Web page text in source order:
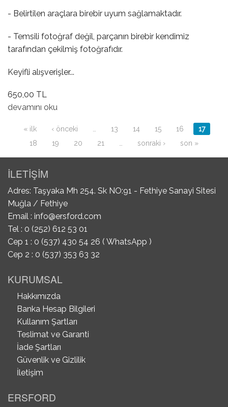
- Belirtilen araçlara birebir uyum sağlamaktadır.
- Temsili fotoğraf değil, parçanın birebir kendimiz
tarafından çekilmiş fotoğrafıdır.
Keyifli alışverişler...
650,00 TL
Kalorifer Kademe Anahtarı hakkında
devamını oku
Sayfalar
« ilk ‹ önceki 13 14 15 16
17
18
19 20 21 … sonraki › son »
İLETİŞİM
Adres: Taşyaka Mh 254. Sk NO:91 - Fethiye Sanayi Sitesi
Muğla / Fethiye
Email : info@ersford.com
Tel : 0 (252) 612 53 01
Cep 1 : 0 (537) 430 54 26 ( WhatsApp )
Cep 2 : 0 (537) 353 63 32
KURUMSAL
Hakkımızda
Banka Hesap Bilgileri
Kullanım Şartları
Teslimat ve Garanti
İade Şartları
Güvenlik ve Gizlilik
İletişim
ERSFORD